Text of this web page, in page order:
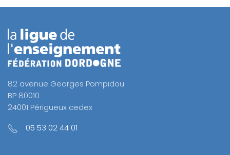
82 avenue Georges Pompidou
BP 80010
24001 Périgueux cedex
05 53 02 44 01